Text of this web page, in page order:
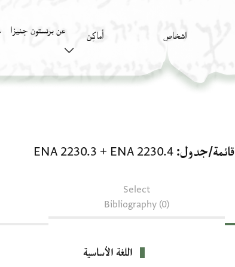
اشخاص أَماكِن عن برنستون جنيزا
قائمة/جدول ENA 2230.4
+
ENA 2230.3
Select
Bibliography (0)
اللغة الأساسية